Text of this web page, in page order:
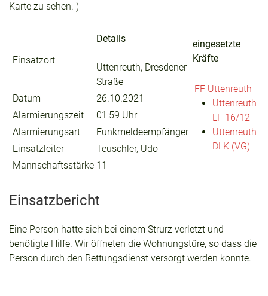
Karte zu sehen. )
Einsatzort
Details
Uttenreuth, Dresdener
Straße
Datum
26.10.2021
Alarmierungszeit
01:59 Uhr
Alarmierungsart
Funkmeldeempfänger
Einsatzleiter
Teuschler, Udo
Mannschaftsstärke 11
eingesetzte
Kräfte
FF Uttenreuth
Uttenreuth
LF 16/12
Uttenreuth
DLK (VG)
Einsatzbericht
Eine Person hatte sich bei einem Strurz verletzt und
benötigte Hilfe. Wir öffneten die Wohnungstüre, so dass die
Person durch den Rettungsdienst versorgt werden konnte.